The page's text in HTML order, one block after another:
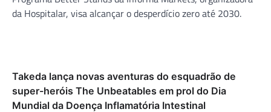
da Hospitalar, visa alcançar o desperdício zero até 2030.
Takeda lança novas aventuras do esquadrão de
super-heróis The Unbeatables em prol do Dia
Mundial da Doença Inflamatória Intestinal